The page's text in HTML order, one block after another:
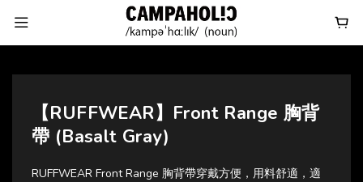
【RUFFWEAR】Front Range 胸背
帶 (Basalt Gray)
RUFFWEAR Front Range 胸背帶穿戴方便，用料舒適，適